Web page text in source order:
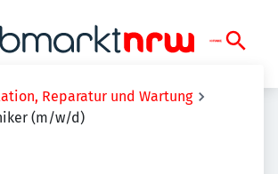
Reparatur und Wartung
(m/w/d)